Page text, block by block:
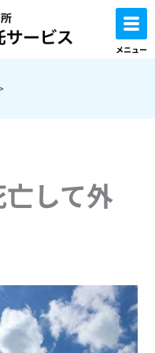
メニュー
して外